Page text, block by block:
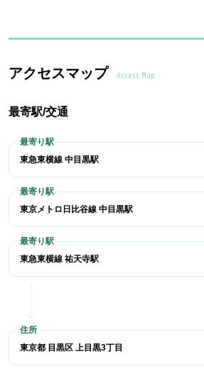
アクセスマップ Access Map
最寄駅/交通
東急東横線 中目黒駅
東京メトロ日比谷線 中目黒駅
東急東横線 祐天寺駅
東京都 目黒区 上目黒3丁目